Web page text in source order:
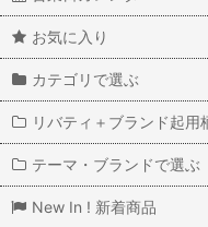
お気に入り
カテゴリで選ぶ
リバティ＋ブランド起用
テーマ・ブランドで選ぶ
New In ! 新着商品